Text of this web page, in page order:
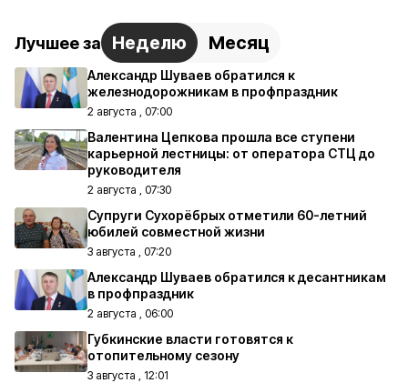
Лучшее за Неделю Месяц
Александр Шуваев обратился к
железнодорожникам в профпраздник
2 августа , 07:00
Валентина Цепкова прошла все ступени
карьерной лестницы: от оператора СТЦ до
руководителя
2 августа , 07:30
Супруги Сухорёбрых отметили 60-летний
юбилей совместной жизни
3 августа , 07:20
Александр Шуваев обратился к десантникам
в профпраздник
2 августа , 06:00
Губкинские власти готовятся к
отопительному сезону
3 августа , 12:01